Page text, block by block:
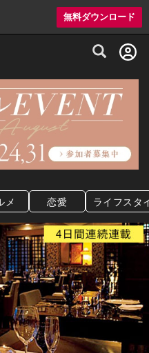
無料ダウンロード
・プレミアムレストラン予約
メ 恋愛 ライフスタ